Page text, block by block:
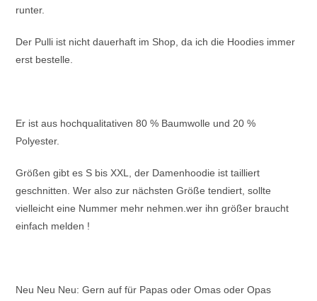
runter.
Der Pulli ist nicht dauerhaft im Shop, da ich die Hoodies immer
erst bestelle.
Er ist aus hochqualitativen 80 % Baumwolle und 20 %
Polyester.
Größen gibt es S bis XXL, der Damenhoodie ist tailliert
geschnitten. Wer also zur nächsten Größe tendiert, sollte
vielleicht eine Nummer mehr nehmen.wer ihn größer braucht
einfach melden !
Neu Neu Neu: Gern auf für Papas oder Omas oder Opas